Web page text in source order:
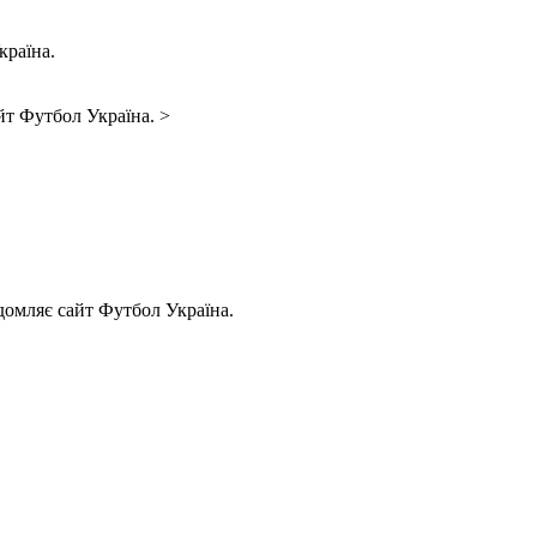
Футбол Україна. >
сайт Футбол Україна.